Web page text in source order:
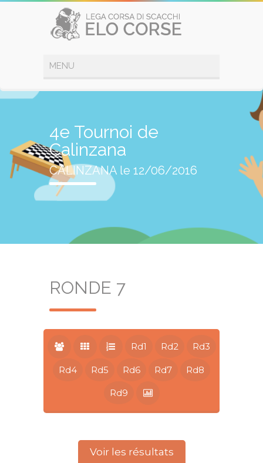
4e Tournoi de
Calinzana
CALINZANA le 12/06/2016
RONDE 7
Rd1 Rd2 Rd3
Rd4 Rd5 Rd6 Rd7 Rd8
Rd9
Voir les résultats